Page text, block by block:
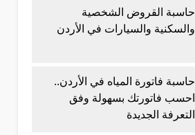
حاسبة القروض الشخصية
والسكنية والسيارات في الأردن
حاسبة فاتورة المياه في الأردن..
احسب فاتورتك بسهولة وفق
التعرفة الجديدة